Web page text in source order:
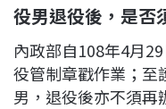
役男退役後，是否
內政部自108年4月
役管制章戳作業；至
男，退役後亦不須再